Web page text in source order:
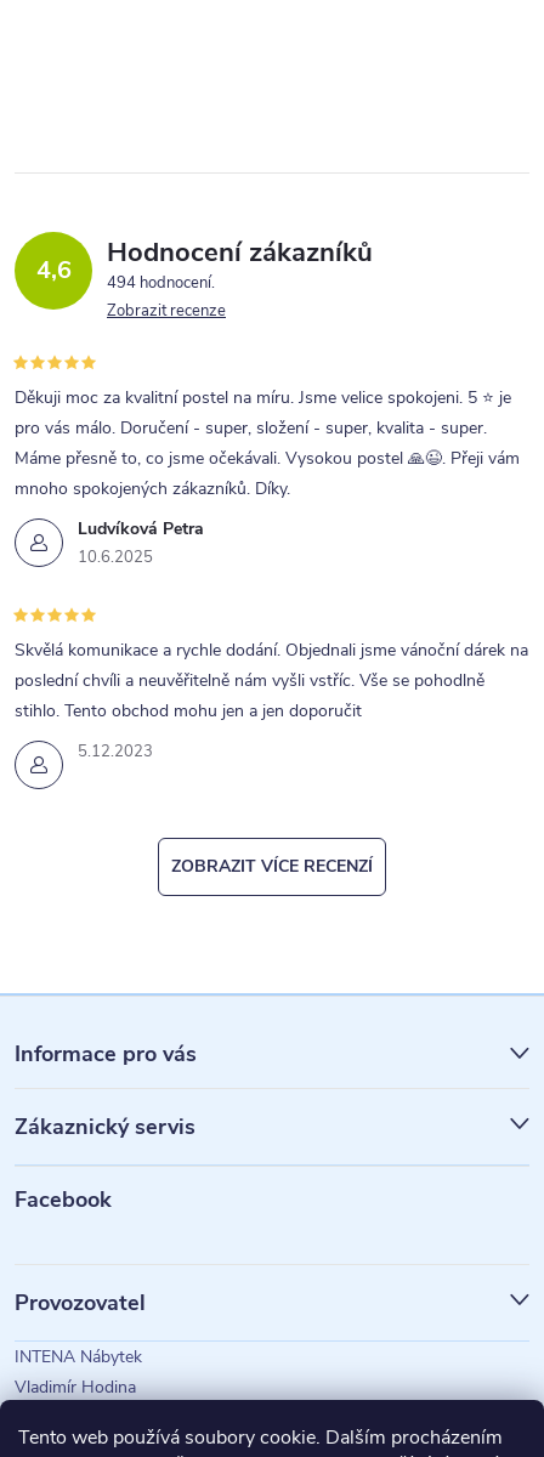
Tento web používá soubory cookie. Dalším procházením
4,6 Hodnocení zákazníků
494 hodnocení
Zobrazit recenze
Ludvíková Petra
10.6.2025
Děkuji moc za kvalitní postel na míru. Jsme velice spokojeni. 5 ⭐ je
pro vás málo. Doručení - super, složení - super, kvalita - super.
Máme přesně to, co jsme očekávali. Vysokou postel 🙏😉. Přeji vám
mnoho spokojených zákazníků. Díky.
5.12.2023
Skvělá komunikace a rychle dodání. Objednali jsme vánoční dárek na
poslední chvíli a neuvěřitelně nám vyšli vstříc. Vše se pohodlně
stihlo. Tento obchod mohu jen a jen doporučit
ZOBRAZIT VÍCE RECENZÍ
á
p
a
Informace pro vás
Zákaznický servis
Facebook
Provozovatel
INTENA Nábytek
Vladimír Hodina